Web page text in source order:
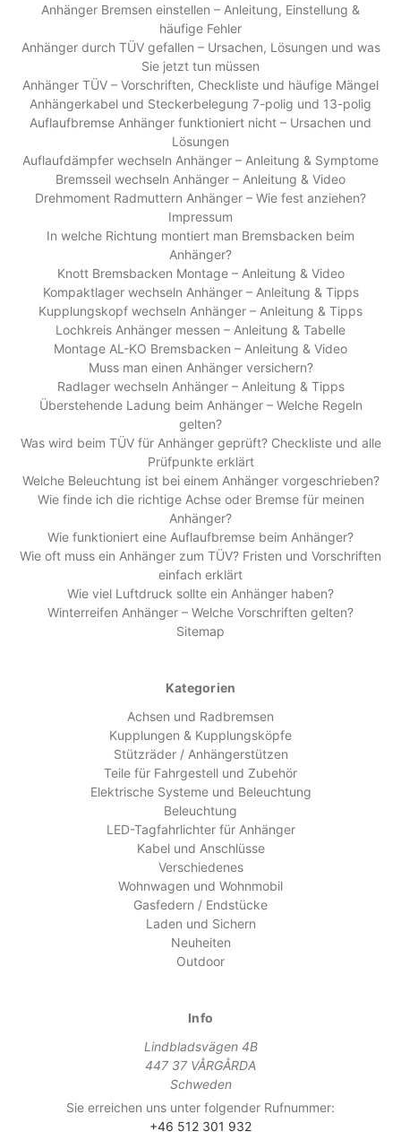
Anhänger Bremsen einstellen – Anleitung, Einstellung &
häufige Fehler
Anhänger durch TÜV gefallen – Ursachen, Lösungen und was
Sie jetzt tun müssen
Anhänger TÜV – Vorschriften, Checkliste und häufige Mängel
Anhängerkabel und Steckerbelegung 7-polig und 13-polig
Auflaufbremse Anhänger funktioniert nicht – Ursachen und
Lösungen
Auflaufdämpfer wechseln Anhänger – Anleitung & Symptome
Bremsseil wechseln Anhänger – Anleitung & Video
Drehmoment Radmuttern Anhänger – Wie fest anziehen?
Impressum
In welche Richtung montiert man Bremsbacken beim
Anhänger?
Knott Bremsbacken Montage – Anleitung & Video
Kompaktlager wechseln Anhänger – Anleitung & Tipps
Kupplungskopf wechseln Anhänger – Anleitung & Tipps
Lochkreis Anhänger messen – Anleitung & Tabelle
Montage AL-KO Bremsbacken – Anleitung & Video
Muss man einen Anhänger versichern?
Radlager wechseln Anhänger – Anleitung & Tipps
Überstehende Ladung beim Anhänger – Welche Regeln
gelten?
Was wird beim TÜV für Anhänger geprüft? Checkliste und alle
Prüfpunkte erklärt
Welche Beleuchtung ist bei einem Anhänger vorgeschrieben?
Wie finde ich die richtige Achse oder Bremse für meinen
Anhänger?
Wie funktioniert eine Auflaufbremse beim Anhänger?
Wie oft muss ein Anhänger zum TÜV? Fristen und Vorschriften
einfach erklärt
Wie viel Luftdruck sollte ein Anhänger haben?
Winterreifen Anhänger – Welche Vorschriften gelten?
Sitemap
Kategorien
Achsen und Radbremsen
Kupplungen & Kupplungsköpfe
Stützräder / Anhängerstützen
Teile für Fahrgestell und Zubehör
Elektrische Systeme und Beleuchtung
Beleuchtung
LED-Tagfahrlichter für Anhänger
Kabel und Anschlüsse
Verschiedenes
Wohnwagen und Wohnmobil
Gasfedern / Endstücke
Laden und Sichern
Neuheiten
Outdoor
Info
Lindbladsvägen 4B
447 37 VÅRGÅRDA
Schweden
Sie erreichen uns unter folgender Rufnummer:
+46 512 301 932